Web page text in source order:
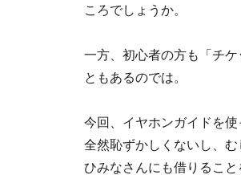
ころでしょうか。
一方、初心者の方も「チ
ともあるのでは。
今回、イヤホンガイドを
全然恥ずかしくないし、
ひみなさんにも借りること